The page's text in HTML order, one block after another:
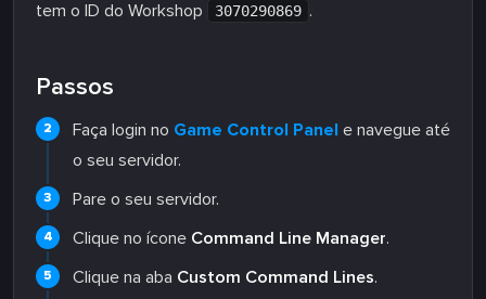
tem o ID do Workshop 3070290869 .
Passos
Faça login no Game Control Panel e navegue até
o seu servidor.
Pare o seu servidor.
Clique no ícone Command Line Manager.
Clique na aba Custom Command Lines.